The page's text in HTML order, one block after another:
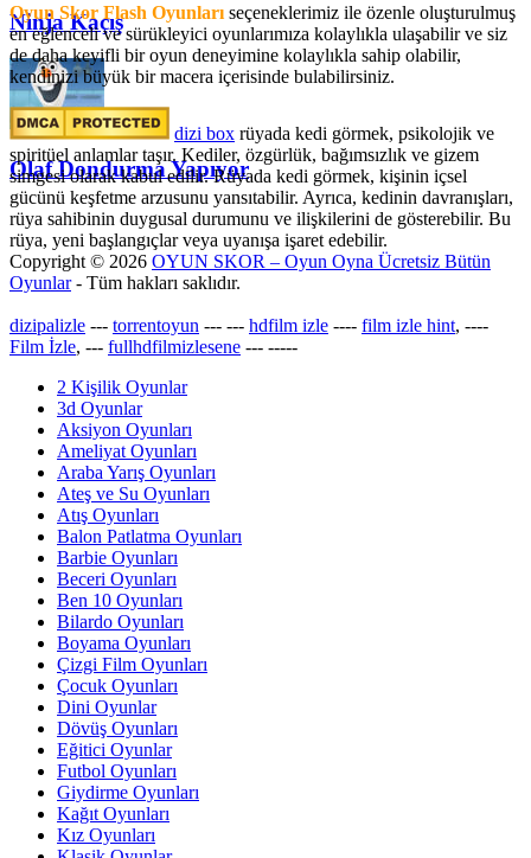
Ninja Kaçış
Olaf Dondurma Yapıyor
Oyun Skor Flash Oyunları seçeneklerimiz ile özenle oluşturulmuş
en eğlenceli ve sürükleyici oyunlarımıza kolaylıkla ulaşabilir ve siz
de daha keyifli bir oyun deneyimine kolaylıkla sahip olabilir,
kendinizi büyük bir macera içerisinde bulabilirsiniz.
dizi box rüyada kedi görmek​, psikolojik ve
spiritüel anlamlar taşır. Kediler, özgürlük, bağımsızlık ve gizem
simgesi olarak kabul edilir. Rüyada kedi görmek, kişinin içsel
gücünü keşfetme arzusunu yansıtabilir. Ayrıca, kedinin davranışları,
rüya sahibinin duygusal durumunu ve ilişkilerini de gösterebilir. Bu
rüya, yeni başlangıçlar veya uyanışa işaret edebilir.
Copyright © 2026 OYUN SKOR – Oyun Oyna Ücretsiz Bütün
Oyunlar- Tüm hakları saklıdır.
dizipalizle --- torrentoyun --- --- hdfilm izle ---- film izle hint, ----
Film İzle, --- fullhdfilmizlesene --- -----
2 Kişilik Oyunlar
3d Oyunlar
Aksiyon Oyunları
Ameliyat Oyunları
Araba Yarış Oyunları
Ateş ve Su Oyunları
Atış Oyunları
Balon Patlatma Oyunları
Barbie Oyunları
Beceri Oyunları
Ben 10 Oyunları
Bilardo Oyunları
Boyama Oyunları
Çizgi Film Oyunları
Çocuk Oyunları
Dini Oyunlar
Dövüş Oyunları
Eğitici Oyunlar
Futbol Oyunları
Giydirme Oyunları
Kağıt Oyunları
Kız Oyunları